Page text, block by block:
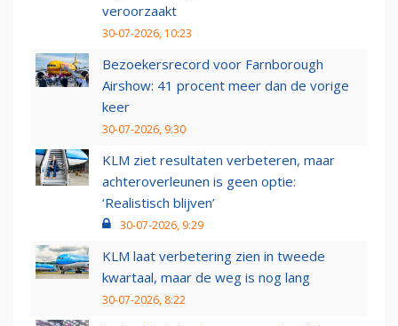
veroorzaakt
30-07-2026, 10:23
Bezoekersrecord voor Farnborough
Airshow: 41 procent meer dan de vorige
keer
30-07-2026, 9:30
KLM ziet resultaten verbeteren, maar
achteroverleunen is geen optie:
‘Realistisch blijven’
30-07-2026, 9:29
KLM laat verbetering zien in tweede
kwartaal, maar de weg is nog lang
30-07-2026, 8:22